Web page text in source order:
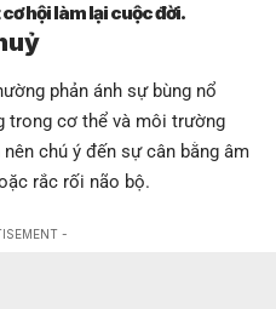
hội làm lại cuộc đời.
phản ánh sự bùng nổ
trong cơ thể và môi trường
chú ý đến sự cân bằng âm
rắc rối não bộ.
-